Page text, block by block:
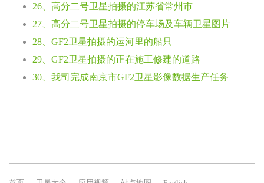
26、高分二号卫星拍摄的江苏省常州市
27、高分二号卫星拍摄的停车场及车辆卫星图片
28、GF2卫星拍摄的运河里的船只
29、GF2卫星拍摄的正在施工修建的道路
30、我司完成南京市GF2卫星影像数据生产任务